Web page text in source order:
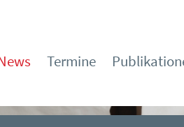
Termine